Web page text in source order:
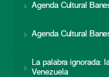
Agenda Cultural
Agenda Cultural
La palabra ignorada:
Venezuela